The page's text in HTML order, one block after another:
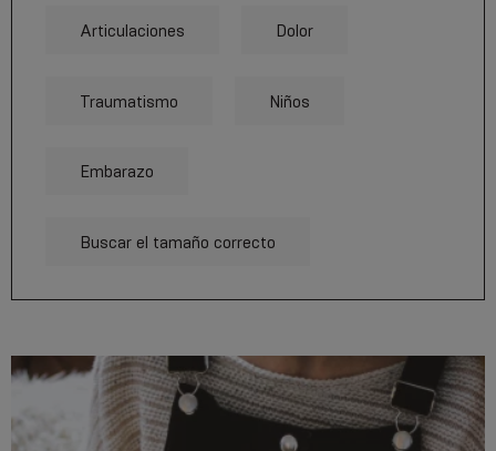
Articulaciones Dolor
Traumatismo Niños
Embarazo
Buscar el tamaño correcto